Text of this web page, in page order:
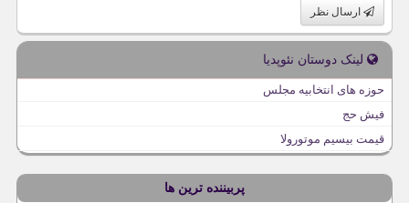
ارسال نظر
لینک دوستان نئوپدیا
حوزه های انتخابیه مجلس
فیش حج
قیمت بیسیم موتورولا
پربیننده ترین ها